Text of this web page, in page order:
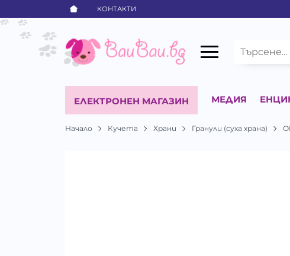
КОНТАКТИ
ЕЛЕКТРОНЕН МАГАЗИН МЕДИЯ
Начало Кучета Храни Гранули (суха храна)